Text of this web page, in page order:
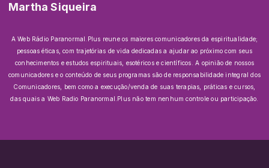
Martha Siqueira
A Web Rádio Paranormal.Plus reune os maiores comunicadores da espiritualidade;
pessoas éticas, com trajetórias de vida dedicadas a ajudar ao próximo com seus
conhecimentos e estudos espirituais, esotéricos e científicos.A opinião de nossos
comunicadores e o conteúdo de seus programas são de responsabilidade integral dos
Comunicadores, bem como a execução/venda de suas terapias, práticas e cursos,
das quais a Web Radio Paranormal.Plus não tem nenhum controle ou participação.